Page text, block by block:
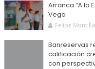
Arranca “A la
Vega
Felipe Montilla
Banreservas
calificación
con